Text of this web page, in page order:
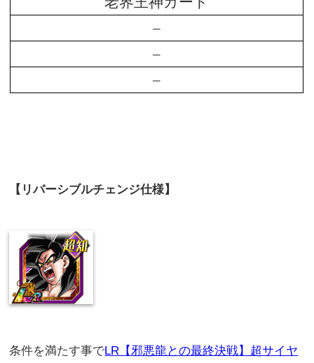
–
–
–
【リバーシブルチェンジ仕様】
条件を満たす事でLR【邪悪龍との最終決戦】超サイヤ